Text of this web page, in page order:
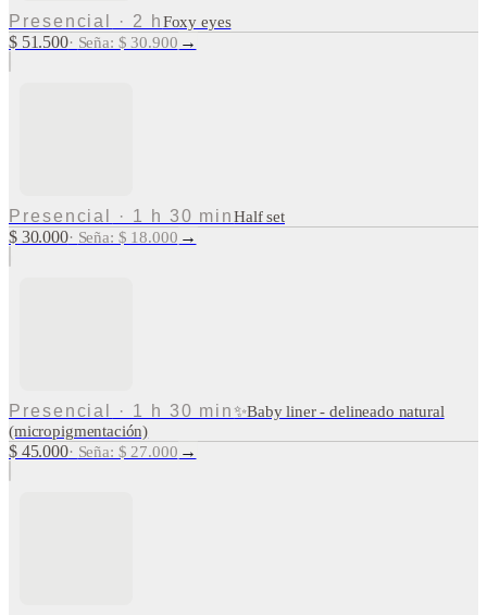
Presencial · 2 hFoxy eyes
$ 51.500· Seña: $ 30.900 →
Presencial · 1 h 30 minHalf set
$ 30.000· Seña: $ 18.000 →
Presencial · 1 h 30 min✨Baby liner - delineado natural
(micropigmentación)
$ 45.000· Seña: $ 27.000 →